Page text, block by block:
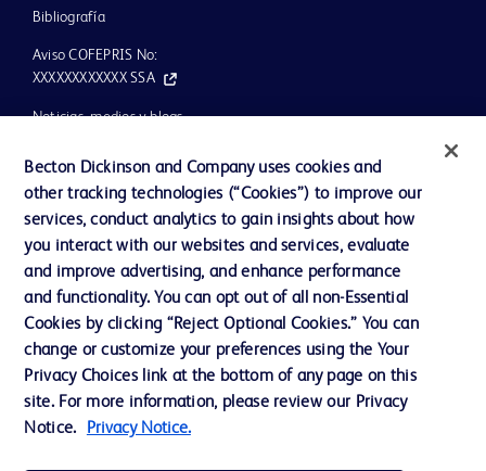
Bibliografía
Aviso COFEPRIS No:
XXXXXXXXXXXX SSA
Noticias, medios y blogs
Nuestra compañía
Ética y cumplimiento
Contáctenos
Preferencias de cookies
Privacidad
Términos de uso
Becton Dickinson and Company uses cookies and
other tracking technologies (“Cookies”) to improve our
services, conduct analytics to gain insights about how
you interact with our websites and services, evaluate
and improve advertising, and enhance performance
and functionality. You can opt out of all non-Essential
Cookies by clicking “Reject Optional Cookies.” You can
change or customize your preferences using the Your
Privacy Choices link at the bottom of any page on this
site. For more information, please review our Privacy
Notice.
Privacy Notice.